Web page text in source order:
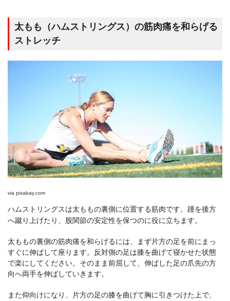
太もも（ハムストリングス）の筋肉痛を和らげる
ストレッチ
via pixabay.com
ハムストリングスは太ももの裏側に位置する筋肉です。踵を後方
へ蹴り上げたり、股関節の安定性を保つのに役に立ちます。
太ももの裏側の筋肉痛を和らげるには、まず片方の足を前にまっ
すぐに伸ばして座ります。反対側の足は膝を曲げて寝かせた状態
で楽にしてください。そのまま前屈して、伸ばした足の爪先の方
向へ両手を伸ばしていきます。
また仰向けになり、片方の足の膝を曲げて胸に引きつけた上で、